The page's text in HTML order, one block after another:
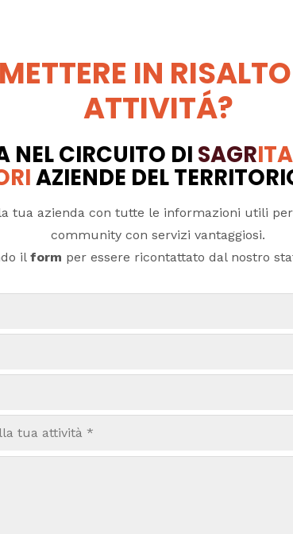
IN
ATTIVITÁ?
NEL CIRCUITO DI SAGR
AZIENDE DEL
tua azienda con tutte le informazioni utili
community con servizi vantaggiosi.
il form per essere ricontattato dal nostro